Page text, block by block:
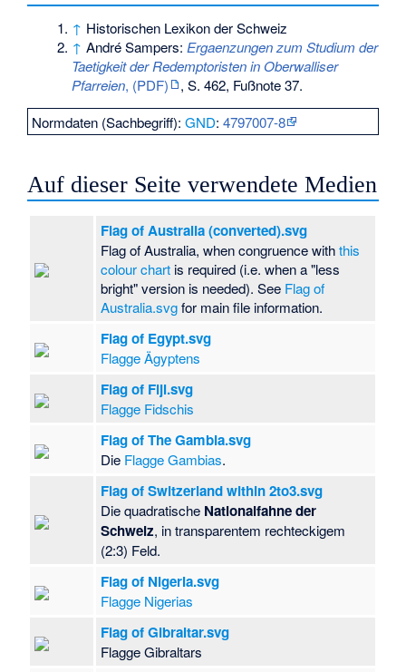
↑ Historischen Lexikon der Schweiz
↑ André Sampers: Ergaenzungen zum Studium der
Taetigkeit der Redemptoristen in Oberwalliser
Pfarreien, (PDF)
, S. 462, Fußnote 37.
Normdaten (Sachbegriff):GND:4797007-8
Auf dieser Seite verwendete Medien
Flag of Australia (converted).svg
Flag of Australia, when congruence withthis
colour chart is required (i.e. when a "less
bright" version is needed). See Flag of
Australia.svgfor main file information.
Flag of Egypt.svg
Flagge Ägyptens
Flag of Fiji.svg
Flagge Fidschis
Flag of The Gambia.svg
Die Flagge Gambias.
Flag of Switzerland within 2to3.svg
Die quadratische Nationalfahne der
Schweiz, in transparentem rechteckigem
(2:3) Feld.
Flag of Nigeria.svg
Flagge Nigerias
Flag of Gibraltar.svg
Flagge Gibraltars